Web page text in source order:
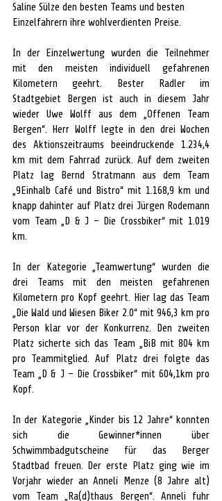
Saline Sülze den besten Teams und besten
Einzelfahrern ihre wohlverdienten Preise.
In der Einzelwertung wurden die Teilnehmer
mit den meisten individuell gefahrenen
Kilometern geehrt. Bester Radler im
Stadtgebiet Bergen ist auch in diesem Jahr
wieder Uwe Wolff aus dem „Offenen Team
Bergen“. Herr Wolff legte in den drei Wochen
des Aktionszeitraums beeindruckende 1.234,4
km mit dem Fahrrad zurück. Auf dem zweiten
Platz lag Bernd Stratmann aus dem Team
„9Einhalb Café und Bistro“ mit 1.168,9 km und
knapp dahinter auf Platz drei Jürgen Rodemann
vom Team „D & J – Die Crossbiker“ mit 1.019
km.
In der Kategorie „Teamwertung“ wurden die
drei Teams mit den meisten gefahrenen
Kilometern pro Kopf geehrt. Hier lag das Team
„Die Wald und Wiesen Biker 2.0“ mit 946,3 km pro
Person klar vor der Konkurrenz. Den zweiten
Platz sicherte sich das Team „BiB mit 804 km
pro Teammitglied. Auf Platz drei folgte das
Team „D & J – Die Crossbiker“ mit 604,1km pro
Kopf.
In der Kategorie „Kinder bis 12 Jahre“ konnten
sich die Gewinner*innen über
Schwimmbadgutscheine für das Berger
Stadtbad freuen. Der erste Platz ging wie im
Vorjahr wieder an Anneli Menze (8 Jahre alt)
vom Team „Ra(d)thaus Bergen“. Anneli fuhr